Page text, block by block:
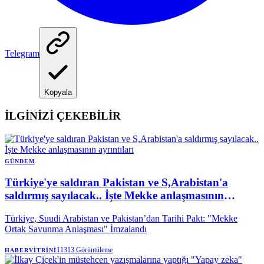
Telegram
Kopyala
İLGİNİZİ ÇEKEBİLİR
GÜNDEM
Türkiye'ye saldıran Pakistan ve S,Arabistan'a
saldırmış sayılacak.. İşte Mekke anlaşmasının
Türkiye, Suudi Arabistan ve Pakistan’dan Tarihi Pakt: "Mekke
Ortak Savunma Anlaşması" İmzalandı
HABERVITRINI11313 Görüntüleme